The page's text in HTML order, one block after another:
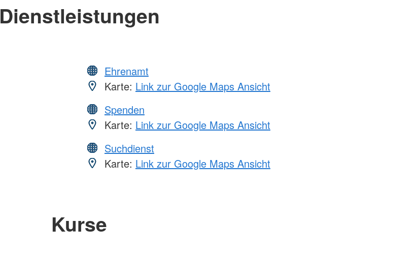
Dienstleistungen
Ehrenamt
Karte: Link zur Google Maps Ansicht
Spenden
Karte: Link zur Google Maps Ansicht
Suchdienst
Karte: Link zur Google Maps Ansicht
Kurse